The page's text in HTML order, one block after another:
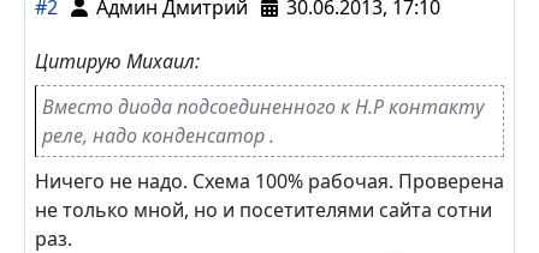
#2 Админ Дмитрий 30.06.2013, 17:10
Цитирую Михаил:
Вместо диода подсоединенного к Н.Р контакту
реле, надо конденсатор .
Ничего не надо. Схема 100% рабочая. Проверена
не только мной, но и посетителями сайта сотни
раз.